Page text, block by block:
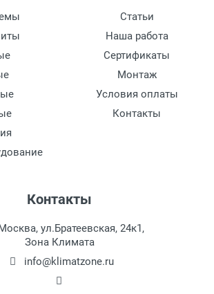
Статьи
Наша работа
Сертификаты
Монтаж
Условия оплаты
Контакты
Контакты
ул.Братеевская, 24к1,
Зона Климата
info@klimatzone.ru